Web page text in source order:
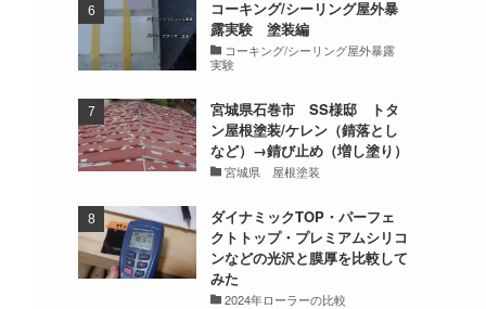
コーキング/シーリング屋外暴
露実験 塗装編
コーキング/シーリング屋外暴露
実験
宮城県石巻市 SS様邸 トタ
ン屋根塗装/ケレン（錆落とし
など）→錆び止め（増し塗り）
宮城県 屋根塗装
ダイナミックTOP・パーフェ
クトトップ・プレミアムシリコ
ンなどの光沢と膜厚を比較して
みた
2024年ローラーの比較